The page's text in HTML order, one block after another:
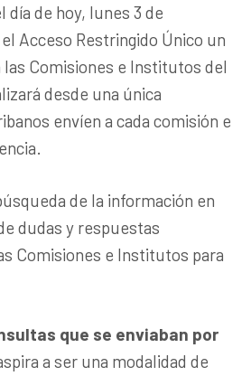
día de hoy, lunes 3 de
Acceso Restringido Único un
Comisiones e Institutos del
desde una única
envíen a cada comisión e
de la información en
dudas y respuestas
Comisiones e Institutos para
que se enviaban por
a ser una modalidad de